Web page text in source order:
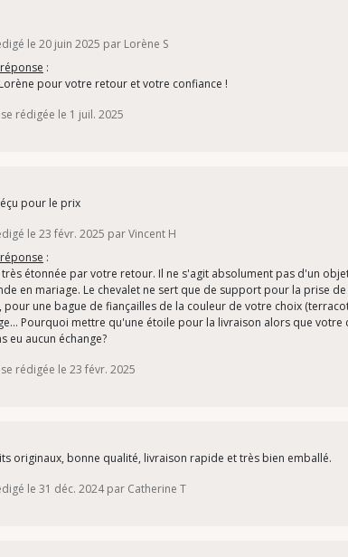
le 20 juin 2025 par Lorène S
:
pour votre retour et votre confiance !
rédigée le 1 juil. 2025
pour le prix
le 23 févr. 2025 par Vincent H
:
très étonnée par votre retour. Il ne s'agit absolument pas d'un
en mariage. Le chevalet ne sert que de support pour la prise
pour une bague de fiançailles de la couleur de votre choix
Pourquoi mettre qu'une étoile pour la livraison alors que
eu aucun échange?
rédigée le 23 févr. 2025
originaux, bonne qualité, livraison rapide et très bien emballé.
le 31 déc. 2024 par Catherine T